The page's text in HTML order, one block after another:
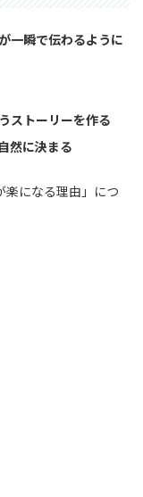
一瞬で伝わるように
ストーリーを作る
然に決まる
楽になる理由」につ